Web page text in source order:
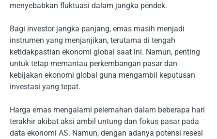
menyebabkan fluktuasi dalam jangka pendek.
Bagi investor jangka panjang, emas masih menjadi
instrumen yang menjanjikan, terutama di tengah
ketidakpastian ekonomi global saat ini. Namun, penting
untuk tetap memantau perkembangan pasar dan
kebijakan ekonomi global guna mengambil keputusan
investasi yang tepat.
Harga emas mengalami pelemahan dalam beberapa hari
terakhir akibat aksi ambil untung dan fokus pasar pada
data ekonomi AS. Namun, dengan adanya potensi resesi